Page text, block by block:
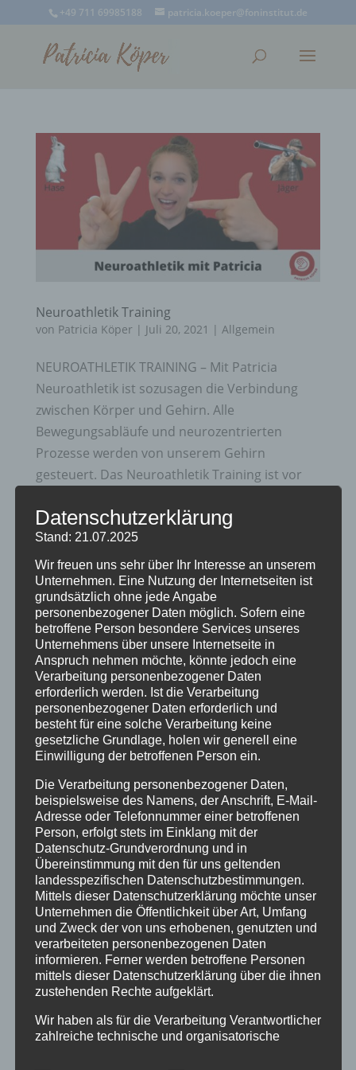
+49 711 69985188 patricia.koeper@foninstitut.de
Neuroathletik Training
von Patricia Köper | Juli 20, 2021 | Allgemein
NEUROATHLETIK TRAINING – Mit Patricia
Neuroathletik ist sozusagen die Verbindung
zwischen Körper und Gehirn. Alle
Bewegungsabläufe und neurozentrierten
Prozesse werden von unserem Gehirn
gesteuert. Das Neuroathletik Training ist vor
Neueste Beiträge
Einsatz von Spielen in der kindlichen
Entwicklung
Schulreife und Schulfähigkeit
Produktempfehlung
Neuroathletik Training
Gewaltfreie Kommunikation
Kategorien
Allgemein
Patricia
Schlagwörter
Blog Blogartikel Einschulung Entwicklung
Ergotherapie Frohes Neues Frühförderung
frühkindliche Reflexe Gewaltfreie Kommunikation GFK
Patricia Köper Schulfähigkeit Seminare
Datenschutzerklärung
Stand: 21.07.2025
Wir freuen uns sehr über Ihr Interesse an unserem
Unternehmen. Eine Nutzung der Internetseiten ist
grundsätzlich ohne jede Angabe
personenbezogener Daten möglich. Sofern eine
betroffene Person besondere Services unseres
Unternehmens über unsere Internetseite in
Anspruch nehmen möchte, könnte jedoch eine
Verarbeitung personenbezogener Daten
erforderlich werden. Ist die Verarbeitung
personenbezogener Daten erforderlich und
besteht für eine solche Verarbeitung keine
gesetzliche Grundlage, holen wir generell eine
Einwilligung der betroffenen Person ein.
Die Verarbeitung personenbezogener Daten,
beispielsweise des Namens, der Anschrift, E-Mail-
Adresse oder Telefonnummer einer betroffenen
Person, erfolgt stets im Einklang mit der
Datenschutz-Grundverordnung und in
Übereinstimmung mit den für uns geltenden
landesspezifischen Datenschutzbestimmungen.
Mittels dieser Datenschutzerklärung möchte unser
Unternehmen die Öffentlichkeit über Art, Umfang
und Zweck der von uns erhobenen, genutzten und
verarbeiteten personenbezogenen Daten
informieren. Ferner werden betroffene Personen
mittels dieser Datenschutzerklärung über die ihnen
zustehenden Rechte aufgeklärt.
Wir haben als für die Verarbeitung Verantwortlicher
zahlreiche technische und organisatorische